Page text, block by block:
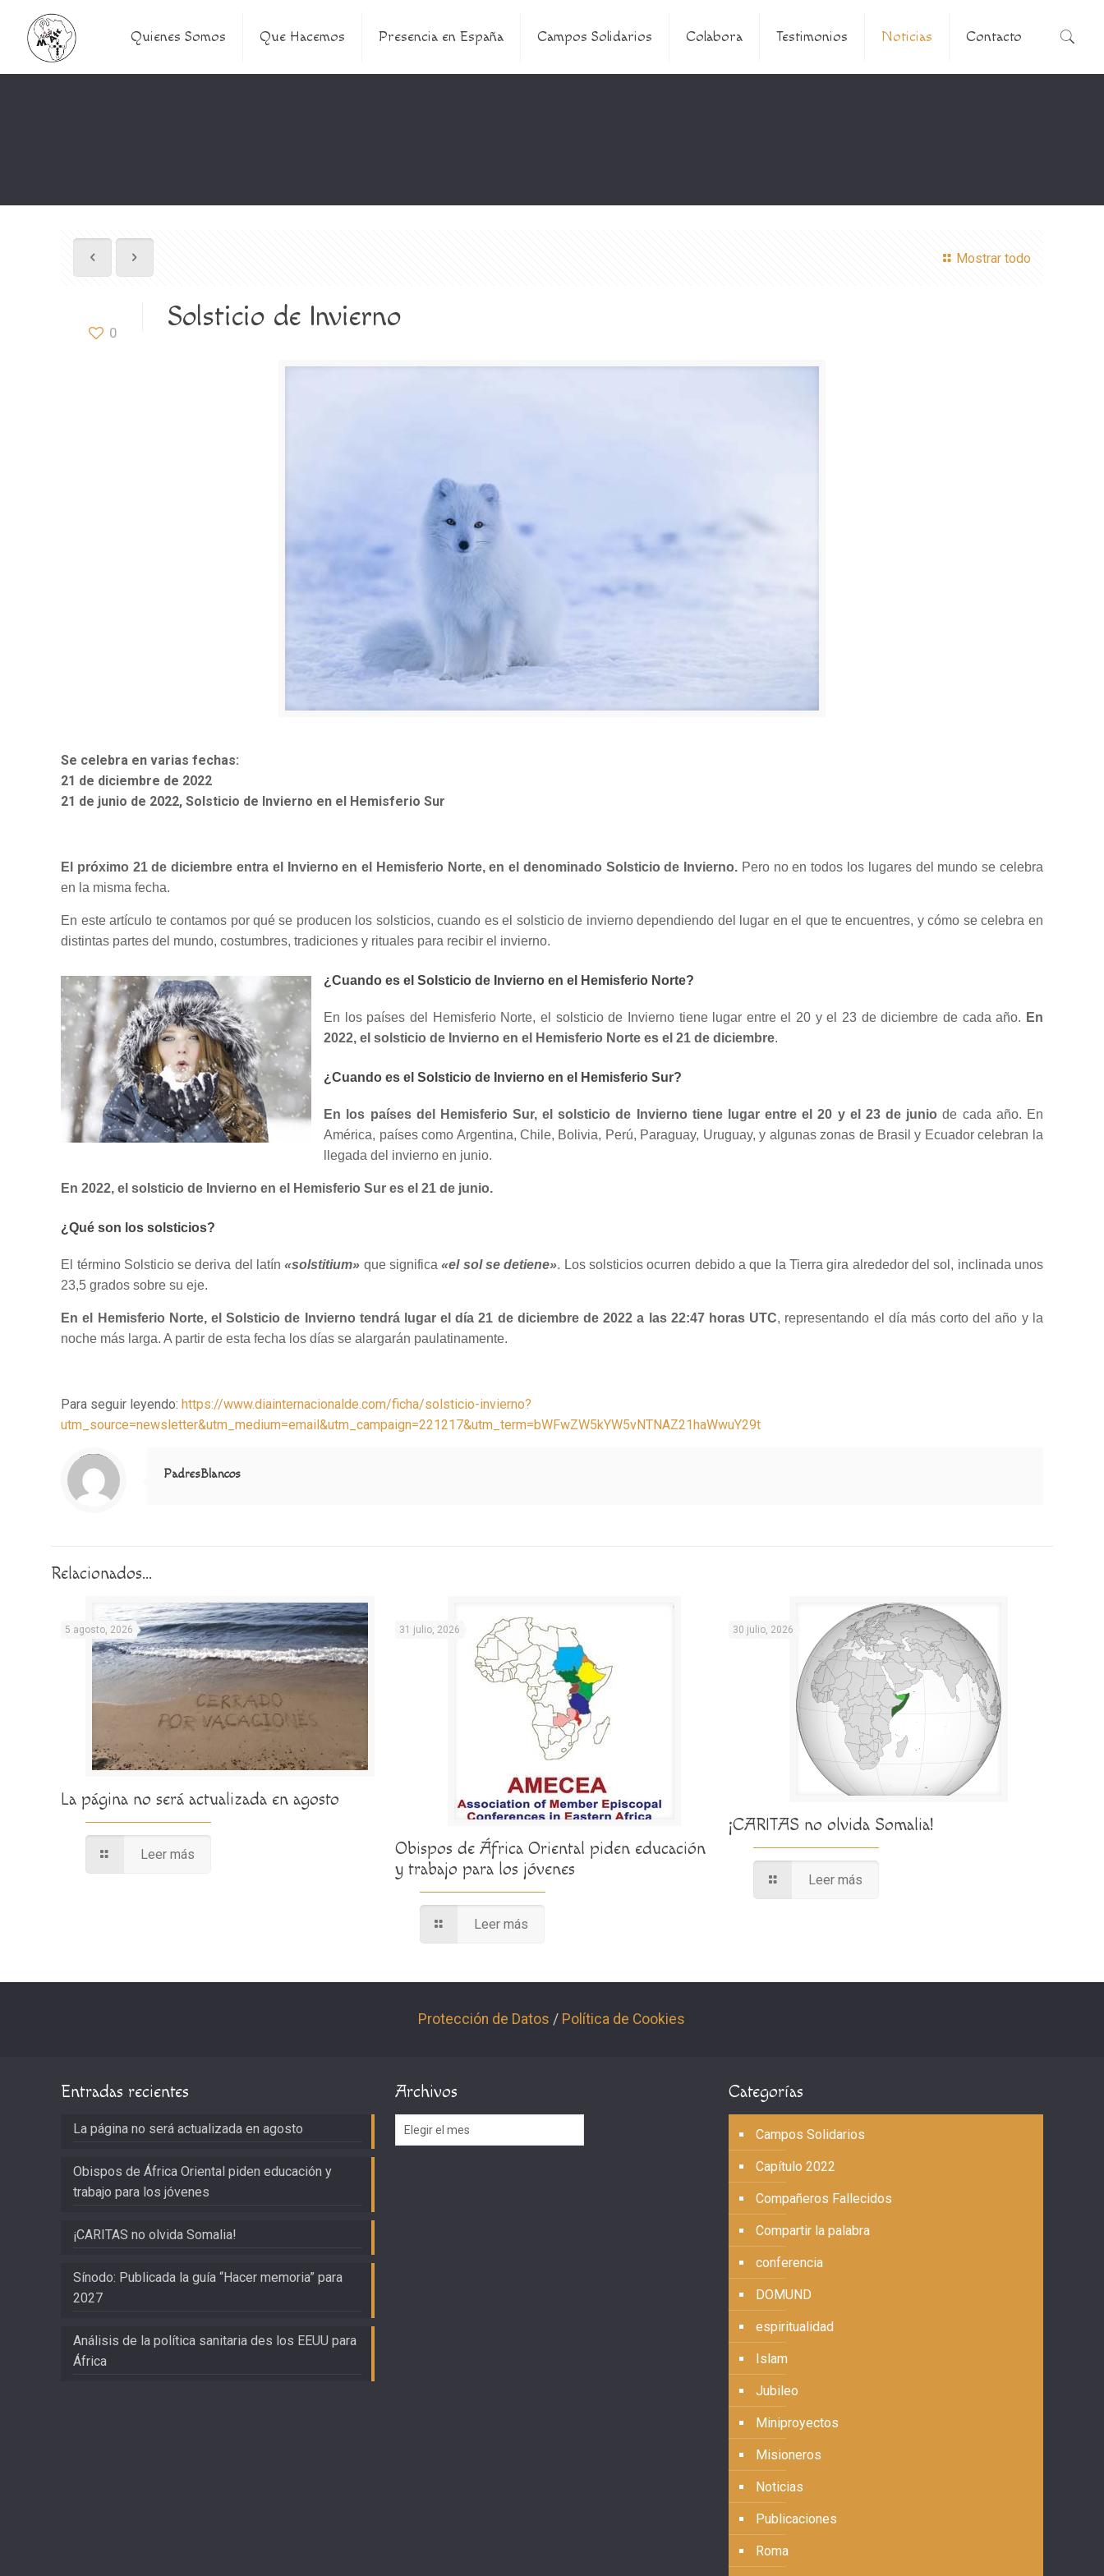
Quienes Somos Que Hacemos Presencia en España Campos Solidarios Colabora Testimonios Noticias Contacto
Mostrar todo
0 Solsticio de Invierno
Se celebra en varias fechas:
21 de diciembre de 2022
21 de junio de 2022, Solsticio de Invierno en el Hemisferio Sur
El próximo 21 de diciembre entra el Invierno en el Hemisferio Norte, en el denominado Solsticio de Invierno. Pero no en todos los lugares del mundo se celebra
en la misma fecha.
En este artículo te contamos por qué se producen los solsticios, cuando es el solsticio de invierno dependiendo del lugar en el que te encuentres, y cómo se celebra en
distintas partes del mundo, costumbres, tradiciones y rituales para recibir el invierno.
¿Cuando es el Solsticio de Invierno en el Hemisferio Norte?
En los países del Hemisferio Norte, el solsticio de Invierno tiene lugar entre el 20 y el 23 de diciembre de cada año. En
2022, el solsticio de Invierno en el Hemisferio Norte es el 21 de diciembre.
¿Cuando es el Solsticio de Invierno en el Hemisferio Sur?
En los países del Hemisferio Sur, el solsticio de Invierno tiene lugar entre el 20 y el 23 de juniode cada año. En
América, países como Argentina, Chile, Bolivia, Perú, Paraguay, Uruguay, y algunas zonas de Brasil y Ecuador celebran la
llegada del invierno en junio.
En 2022, el solsticio de Invierno en el Hemisferio Sur es el 21 de junio.
¿Qué son los solsticios?
El término Solsticio se deriva del latín«solstitium» que significa«el sol se detiene». Los solsticios ocurren debido a que la Tierra gira alrededor del sol, inclinada unos
23,5 grados sobre su eje.
En el Hemisferio Norte, el Solsticio de Invierno tendrá lugar el día 21 de diciembre de 2022 a las 22:47 horas UTC, representando el día más corto del año y la
noche más larga. A partir de esta fecha los días se alargarán paulatinamente.
Para seguir leyendo:https://www.diainternacionalde.com/ficha/solsticio-invierno?
utm_source=newsletter&utm_medium=email&utm_campaign=221217&utm_term=bWFwZW5kYW5vNTNAZ21haWwuY29t
Notice
: Trying to access array offset on value of type null in
/home/misioner/public_html/padresblancos/themes/betheme/includes/content-single.php
on line
286
PadresBlancos
Relacionados...
5 agosto, 2026
La página no será actualizada en agosto
Leer más
31 julio, 2026
Obispos de África Oriental piden educación
y trabajo para los jóvenes
Leer más
30 julio, 2026
¡CARITAS no olvida Somalia!
Leer más
Protección de Datos / Política de Cookies
Entradas recientes
La página no será actualizada en agosto
Obispos de África Oriental piden educación y
trabajo para los jóvenes
¡CARITAS no olvida Somalia!
Sínodo: Publicada la guía “Hacer memoria” para
2027
Análisis de la política sanitaria des los EEUU para
África
Archivos
Archivos
Categorías
Campos Solidarios
Capítulo 2022
Compañeros Fallecidos
Compartir la palabra
conferencia
DOMUND
espiritualidad
Islam
Jubileo
Miniproyectos
Misioneros
Noticias
Publicaciones
Roma